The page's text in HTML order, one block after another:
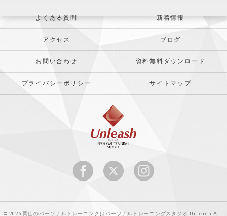
よくある質問 新着情報
アクセス ブログ
お問い合わせ 資料無料ダウンロード
プライバシーポリシー サイトマップ
© 2026 岡山のパーソナルトレーニングはパーソナルトレーニングスタジオ Unleash ALL